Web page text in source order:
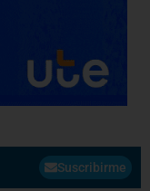
Suscribirme